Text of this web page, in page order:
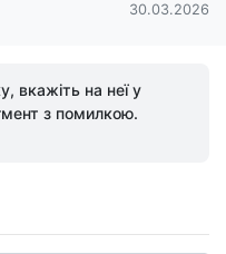
30.03.2026
вкажіть на неї у
з помилкою.